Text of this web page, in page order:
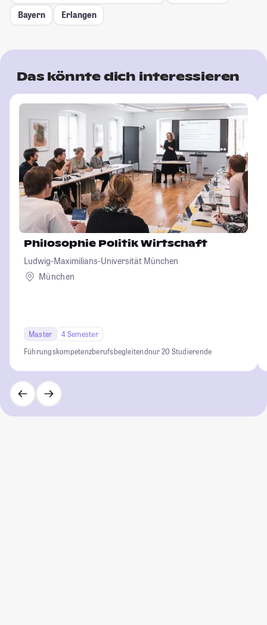
Bayern
Erlangen
Das könnte dich interessieren
Philosophie Politik Wirtschaft
Ludwig-Maximilians-Universität München
München
Master
4 Semester
Führungskompetenzberufsbegleitendnur 20 Studierende